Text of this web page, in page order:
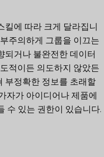
킬에 따라 크게 달라집니
주의하게 그룹을 이끄는
되거나 불완전한 데이터
적이든 의도하지 않았든
부정확한 정보를 초래할
자가 아이디어나 제품에
수 있는 권한이 있습니다.